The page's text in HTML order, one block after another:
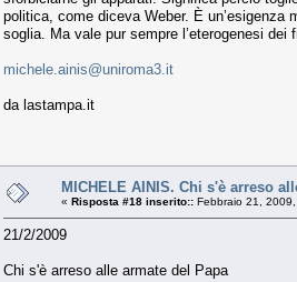
politica, come diceva Weber. È un’esigenza
soglia. Ma vale pur sempre l’eterogenesi dei
michele.ainis@uniroma3.it
da lastampa.it
MICHELE AINIS. Chi s'è arreso
« Risposta #18 inserito:: Febbraio 21,
21/2/2009
Chi s'è arreso alle armate del Papa